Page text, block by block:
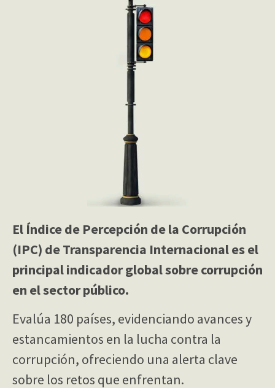
El Índice de Percepción de la Corrupción
(IPC) de Transparencia Internacional es el
principal indicador global sobre corrupción
en el sector público.
Evalúa 180 países, evidenciando avances y
estancamientos en la lucha contra la
corrupción, ofreciendo una alerta clave
sobre los retos que enfrentan.